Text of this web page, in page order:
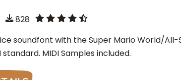
828
soundfont with the Super Mario World/
standard. MIDI Samples included.